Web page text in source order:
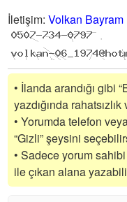
İletişim:Volkan Bayram
• İlanda arandığı gibi
yazdığında
• Yorumda telefon
“Gizli” şeysini
• Sadece yorum
ile çıkan alana